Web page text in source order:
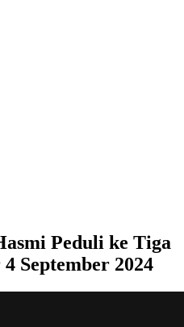
Peduli ke Tiga
September 2024